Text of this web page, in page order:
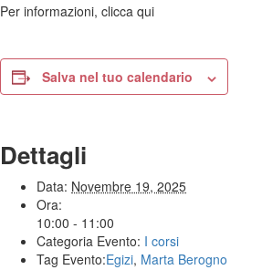
Per informazioni, clicca qui
Salva nel tuo calendario
Dettagli
Data: Novembre 19, 2025
Ora:
10:00 - 11:00
Categoria Evento: I corsi
Tag Evento:Egizi, Marta Berogno